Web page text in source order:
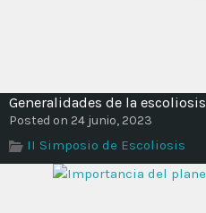
Generalidades de la escoliosis
Posted on 24 junio, 2023
II Simposio de Escoliosis